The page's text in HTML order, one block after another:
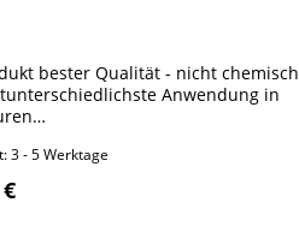
bester Qualität - nicht chemisch
Anwendung in
3 - 5 Werktage